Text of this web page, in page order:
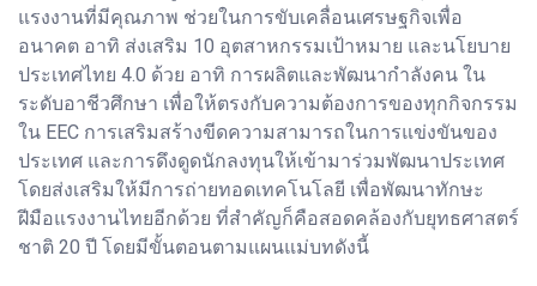
แรงงานที่มีคุณภาพ ช่วยในการขับเคลื่อนเศรษฐกิจเพื่อ
อนาคต อาทิ ส่งเสริม 10 อุตสาหกรรมเป้าหมาย และนโยบาย
ประเทศไทย 4.0 ด้วย อาทิ การผลิตและพัฒนากำลังคน ใน
ระดับอาชีวศึกษา เพื่อให้ตรงกับความต้องการของทุกกิจกรรม
ใน EEC การเสริมสร้างขีดความสามารถในการแข่งขันของ
ประเทศ และการดึงดูดนักลงทุนให้เข้ามาร่วมพัฒนาประเทศ
โดยส่งเสริมให้มีการถ่ายทอดเทคโนโลยี เพื่อพัฒนาทักษะ
ฝีมือแรงงานไทยอีกด้วย ที่สำคัญก็คือสอดคล้องกับยุทธศาสตร์
ชาติ 20 ปี โดยมีขั้นตอนตามแผนแม่บทดังนี้